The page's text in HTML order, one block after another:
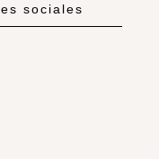
sociales